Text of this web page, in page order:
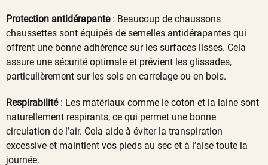
Protection antidérapante: Beaucoup de chaussons
chaussettes sont équipés de semelles antidérapantes qui
offrent une bonne adhérence sur les surfaces lisses. Cela
assure une sécurité optimale et prévient les glissades,
particulièrement sur les sols en carrelage ou en bois.
Respirabilité: Les matériaux comme le coton et la laine sont
naturellement respirants, ce qui permet une bonne
circulation de l’air. Cela aide à éviter la transpiration
excessive et maintient vos pieds au sec et à l’aise toute la
journée.